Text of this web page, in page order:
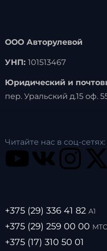
ООО Авторулевой
УНП: 101513467
Юридический и
пер. Уральский д.15 оф.
Читайте нас в соц-сетях:
+375 (29) 336 41 82 А1
+375 (29) 259 00 00 МТС
+375 (17) 310 50 01